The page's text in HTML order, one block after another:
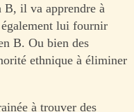
B, il va apprendre à
lui fournir
B. Ou bien des
ethnique à éliminer
à trouver des